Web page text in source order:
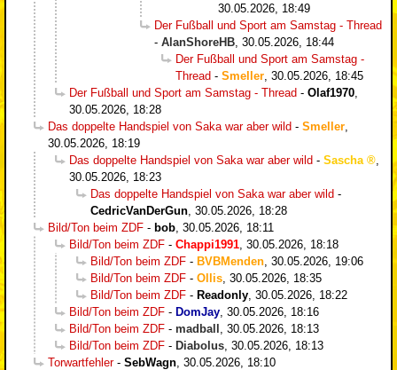
30.05.2026, 18:49
Der Fußball und Sport am Samstag - Thread
- AlanShoreHB 30.05.2026, 18:44
Der Fußball und Sport am Samstag -
Thread - Smeller 30.05.2026, 18:45
Der Fußball und Sport am Samstag - Thread - Olaf1970
30.05.2026, 18:28
Das doppelte Handspiel von Saka war aber wild - Smeller
30.05.2026, 18:19
Das doppelte Handspiel von Saka war aber wild - Sascha
30.05.2026, 18:23
Das doppelte Handspiel von Saka war aber wild -
CedricVanDerGun 30.05.2026, 18:28
Bild/Ton beim ZDF - bob 30.05.2026, 18:11
Bild/Ton beim ZDF - Chappi1991 30.05.2026, 18:18
Bild/Ton beim ZDF - BVBMenden 30.05.2026, 19:06
Bild/Ton beim ZDF - Ollis 30.05.2026, 18:35
Bild/Ton beim ZDF - Readonly 30.05.2026, 18:22
Bild/Ton beim ZDF - DomJay 30.05.2026, 18:16
Bild/Ton beim ZDF - madball
30.05.2026, 18:13
Bild/Ton beim ZDF - Diabolus 30.05.2026, 18:13
Torwartfehler- SebWagn 30.05.2026, 18:10